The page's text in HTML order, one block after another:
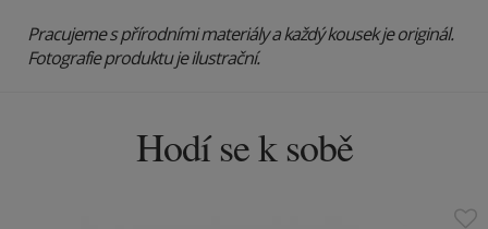
Pracujeme s přírodními materiály a každý kousek je originál.
Fotografie produktu je ilustrační.
Hodí se k sobě